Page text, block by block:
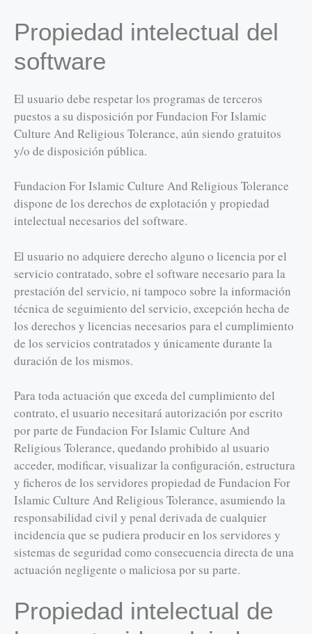
Propiedad intelectual del
software
El usuario debe respetar los programas de terceros
puestos a su disposición por Fundacion For Islamic
Culture And Religious Tolerance, aún siendo gratuitos
y/o de disposición pública.
Fundacion For Islamic Culture And Religious Tolerance
dispone de los derechos de explotación y propiedad
intelectual necesarios del software.
El usuario no adquiere derecho alguno o licencia por el
servicio contratado, sobre el software necesario para la
prestación del servicio, ni tampoco sobre la información
técnica de seguimiento del servicio, excepción hecha de
los derechos y licencias necesarios para el cumplimiento
de los servicios contratados y únicamente durante la
duración de los mismos.
Para toda actuación que exceda del cumplimiento del
contrato, el usuario necesitará autorización por escrito
por parte de Fundacion For Islamic Culture And
Religious Tolerance, quedando prohibido al usuario
acceder, modificar, visualizar la configuración, estructura
y ficheros de los servidores propiedad de Fundacion For
Islamic Culture And Religious Tolerance, asumiendo la
responsabilidad civil y penal derivada de cualquier
incidencia que se pudiera producir en los servidores y
sistemas de seguridad como consecuencia directa de una
actuación negligente o maliciosa por su parte.
Propiedad intelectual de